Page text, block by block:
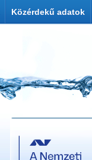
Közérdekű adatok